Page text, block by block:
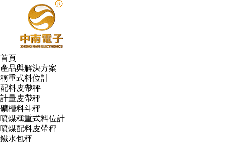
首頁
產品與解決方案
稱重式料位計
配料皮帶秤
計量皮帶秤
礦槽料斗秤
噴煤稱重式料位計
噴煤配料皮帶秤
鐵水包秤